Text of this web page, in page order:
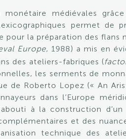
médiévales
permet de
pour la préparation des flans
Europe, 1988) a mis en
des ateliers-fabriques (
les serments de
de Roberto Lopez (« An
dans l’Europe
à la construction
et des
technique des